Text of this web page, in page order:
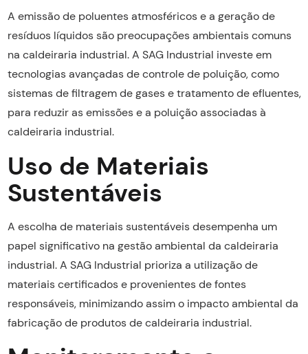
A emissão de poluentes atmosféricos e a geração de
resíduos líquidos são preocupações ambientais comuns
na caldeiraria industrial. A SAG Industrial investe em
tecnologias avançadas de controle de poluição, como
sistemas de filtragem de gases e tratamento de efluentes,
para reduzir as emissões e a poluição associadas à
caldeiraria industrial.
Uso de Materiais
Sustentáveis
A escolha de materiais sustentáveis desempenha um
papel significativo na gestão ambiental da caldeiraria
industrial. A SAG Industrial prioriza a utilização de
materiais certificados e provenientes de fontes
responsáveis, minimizando assim o impacto ambiental da
fabricação de produtos de caldeiraria industrial.